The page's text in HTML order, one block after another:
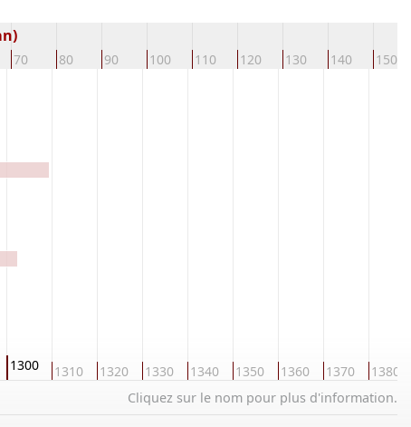
70 80 90 100 110 120 130 140 150
1300 1310 1320 1330 1340 1350 1360 1370 1380
Cliquez sur le nom pour plus d'information.